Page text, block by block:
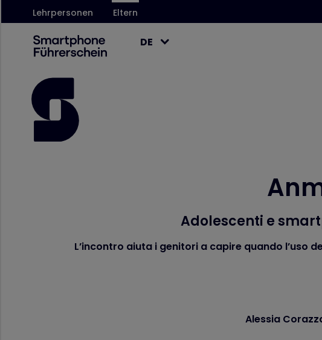
Lehrpersonen Eltern
DE
Adolescenti e
L’incontro aiuta i genitori a capire quando l’uso
Alessia